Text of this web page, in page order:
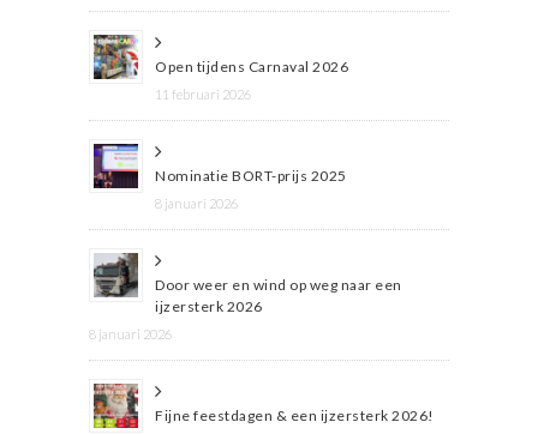
Open tijdens Carnaval 2026
11 februari 2026
Nominatie BORT-prijs 2025
8 januari 2026
Door weer en wind op weg naar een
ijzersterk 2026
8 januari 2026
Fijne feestdagen & een ijzersterk 2026!